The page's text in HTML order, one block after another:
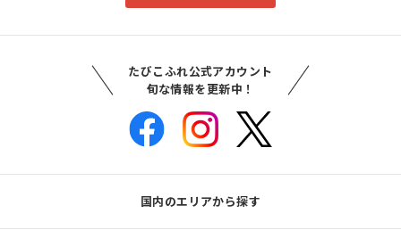
たびこふれ公式アカウント
旬な情報を更新中！
国内のエリアから探す